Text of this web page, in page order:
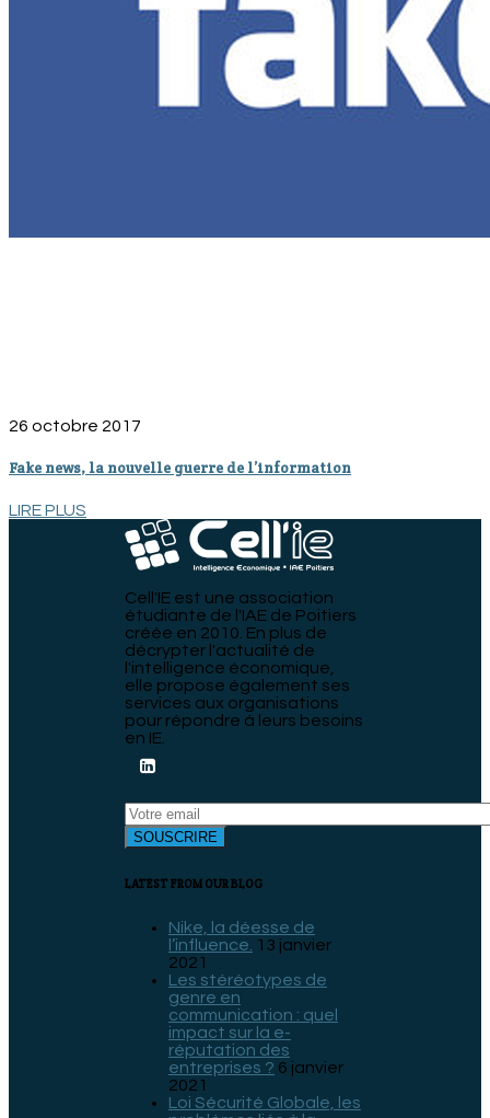
26 octobre 2017
Fake news, la nouvelle guerre de l’information
LIRE PLUS
Cell'IE est une association
étudiante de l'IAE de Poitiers
créée en 2010. En plus de
décrypter l'actualité de
l'intelligence économique,
elle propose également ses
services aux organisations
pour répondre à leurs besoins
en IE.
LATEST FROM OUR BLOG
Nike, la déesse de
l’influence. 13 janvier
2021
Les stéréotypes de
genre en
communication : quel
impact sur la e-
réputation des
entreprises ? 6 janvier
2021
Loi Sécurité Globale, les